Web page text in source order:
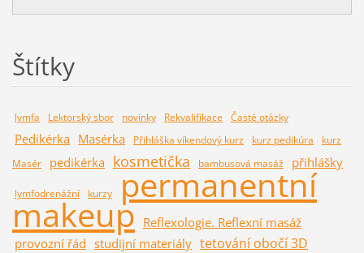
Štítky
lymfa Lektorský sbor novinky Rekvalifikace Časté otázky
Pedikérka Masérka Přihláška víkendový kurz kurz pedikúra
kurz
Masér
pedikérka kosmetička bambusová masáž přihlášky
lymfodrenážní kurzy permanentní
makeup Reflexologie. Reflexní masáž
provozní řád studijní materiály tetování obočí 3D